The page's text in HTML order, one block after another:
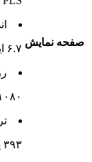
صفحه نمايش
۶.۷ اینچ
۱۰۸۰×۲۴۰۰
۳۹۳ پیکسل بر اینچ